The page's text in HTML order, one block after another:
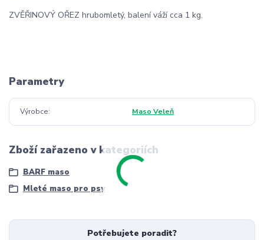
ZVĚŘINOVÝ OŘEZ hrubomletý, balení váží cca 1 kg.
Parametry
Výrobce Maso Veleň
Zboží zařazeno v kategoriích
BARF maso
Mleté maso pro psy
Potřebujete poradit?